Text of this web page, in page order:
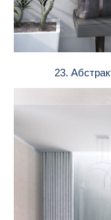
23.